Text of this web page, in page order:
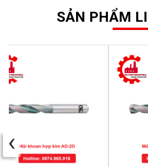
SẢN PHẨM
‹